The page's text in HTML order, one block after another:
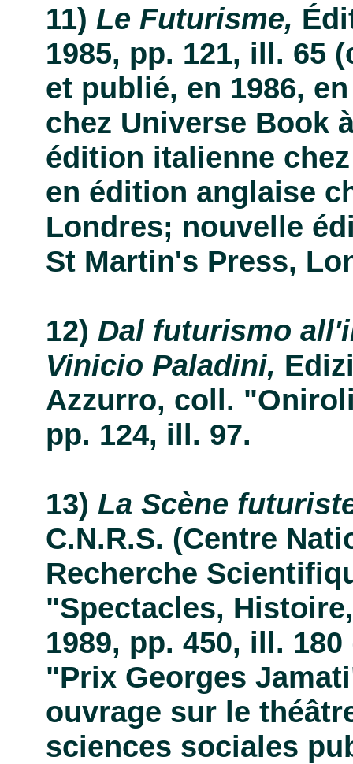
Le Futurisme,
1985, pp. 121, ill. 65
et publié, en 1986,
chez Universe Book
édition italienne
en édition anglaise
Londres; nouvelle
St Martin's Press,
Dal futurismo
Vinicio Paladini,
Azzurro, coll.
pp. 124, ill. 97.
La Scène
C.N.R.S. (Centre
Recherche
"Spectacles,
1989, pp. 450, ill.
"Prix Georges
ouvrage sur le
sciences sociales